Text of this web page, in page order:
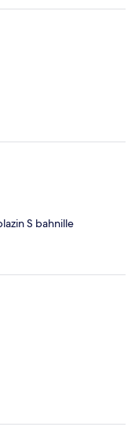
S bahnille